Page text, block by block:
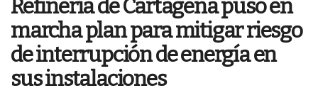
Refinería de Cartagena puso en
marcha plan para mitigar riesgo
de interrupción de energía en
sus instalaciones